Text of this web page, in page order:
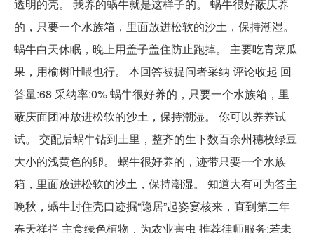
透明的壳。 我养的蜗牛就是这样子的。 蜗牛很好蔽庆养
的，只要一个水族箱，里面放进松软的沙土，保持潮湿。
蜗牛白天休眠，晚上用盖子盖住防止跑掉。 主要吃青菜瓜
果，用榆树叶喂也行。 本回答被提问者采纳 评论收起 回
答量:68 采纳率:0% 蜗牛很好养的，只要一个水族箱，里
蔽庆面团冲放进松软的沙土，保持潮湿。 你可以养养试
试。 交配后蜗牛钻到土里，整齐的生下数百余州穗枚绿豆
大小的浅黄色的卵。 蜗牛很好养的，迹带只要一个水族
箱，里面放进松软的沙土，保持潮湿。 知道大有可为答主
晚秋，蜗牛封住壳口迹掘“隐居”起姿宴核来，直到第二年
春天祥拦 主食绿色植物，为农业害虫 推荐律师服务:若未